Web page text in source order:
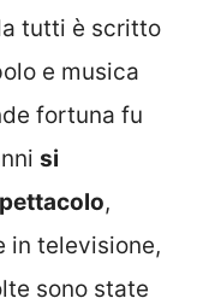
tutti è scritto
e musica
fortuna fu
si
,
in televisione,
sono state